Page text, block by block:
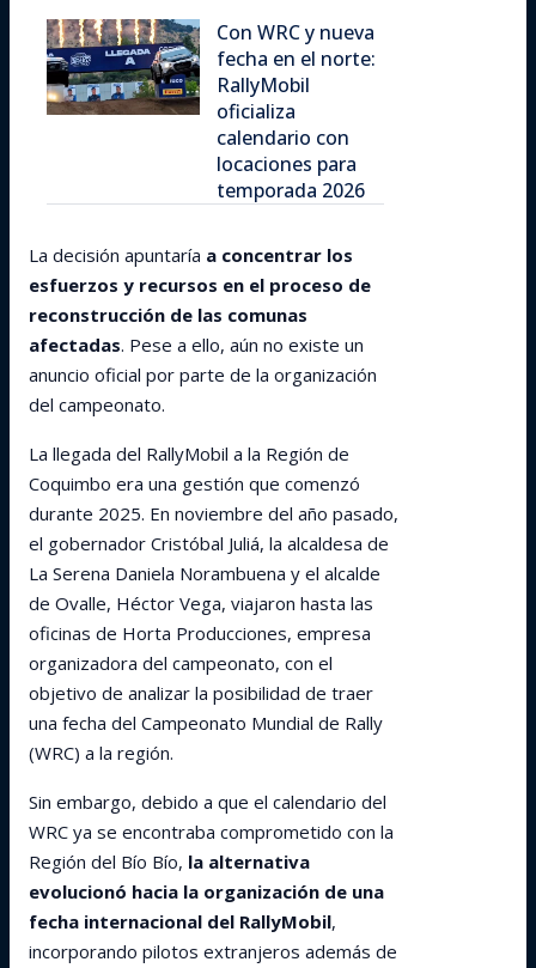
Con WRC y nueva
fecha en el norte:
RallyMobil
oficializa
calendario con
locaciones para
temporada 2026
La decisión apuntaría a concentrar los
esfuerzos y recursos en el proceso de
reconstrucción de las comunas
afectadas. Pese a ello, aún no existe un
anuncio oficial por parte de la organización
del campeonato.
La llegada del RallyMobil a la Región de
Coquimbo era una gestión que comenzó
durante 2025. En noviembre del año pasado,
el gobernador Cristóbal Juliá, la alcaldesa de
La Serena Daniela Norambuena y el alcalde
de Ovalle, Héctor Vega, viajaron hasta las
oficinas de Horta Producciones, empresa
organizadora del campeonato, con el
objetivo de analizar la posibilidad de traer
una fecha del Campeonato Mundial de Rally
(WRC) a la región.
Sin embargo, debido a que el calendario del
WRC ya se encontraba comprometido con la
Región del Bío Bío, la alternativa
evolucionó hacia la organización de una
fecha internacional del RallyMobil,
incorporando pilotos extranjeros además de